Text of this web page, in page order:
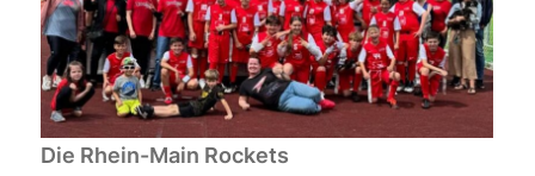
Die Rhein-Main Rockets